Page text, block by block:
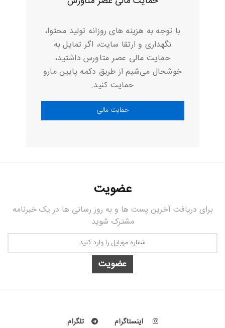
با توجه به هزینه های روزانه تولید محتوا،
نگهداری و ارتقا سایت، اگر تمایل به
حمایت مالی عصر متاورس داشتید،
خوشحال می‌شیم از طریق دکمه پایین مارو
حمایت کنید.
عضویت
برای دریافت آخرین پست ها و به روز رسانی ها در یک خبرنامه
مشترک شوید
عضویت
اینستاگرام تلگرام